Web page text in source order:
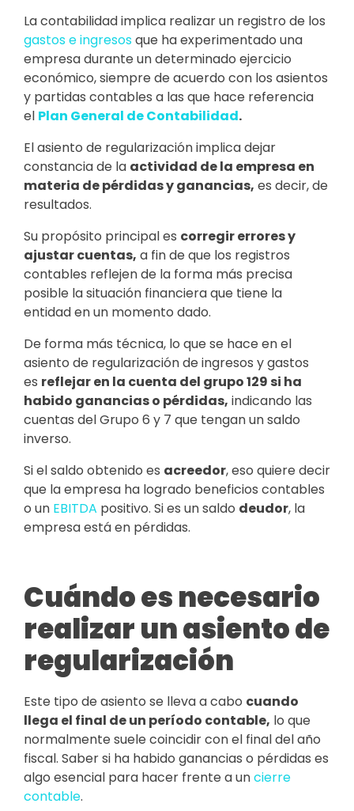
La contabilidad implica realizar un registro de los
gastos e ingresosque ha experimentado una
empresa durante un determinado ejercicio
económico, siempre de acuerdo con los asientos
y partidas contables a las que hace referencia
el Plan General de Contabilidad.
El asiento de regularización implica dejar
constancia de la actividad de la empresa en
materia de pérdidas y ganancias, es decir, de
resultados.
Su propósito principal es corregir errores y
ajustar cuentas, a fin de que los registros
contables reflejen de la forma más precisa
posible la situación financiera que tiene la
entidad en un momento dado.
De forma más técnica, lo que se hace en el
asiento de regularización de ingresos y gastos
es reflejar en la cuenta del grupo 129 si ha
habido ganancias o pérdidas, indicando las
cuentas del Grupo 6 y 7 que tengan un saldo
inverso.
Si el saldo obtenido es acreedor, eso quiere decir
que la empresa ha logrado beneficios contables
o un EBITDA positivo. Si es un saldo deudor, la
empresa está en pérdidas.
Cuándo es necesario
realizar un asiento de
regularización
Este tipo de asiento se lleva a cabo cuando
llega el final de un período contable, lo que
normalmente suele coincidir con el final del año
fiscal. Saber si ha habido ganancias o pérdidas es
algo esencial para hacer frente a uncierre
contable.